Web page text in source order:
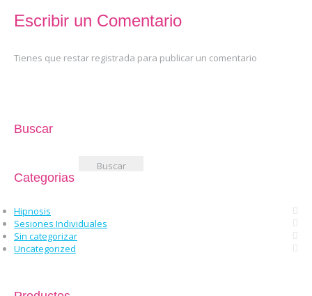
Escribir un Comentario
Tienes que restar registrada para publicar un comentario
Buscar
Categorias
Hipnosis
Sesiones Individuales
Sin categorizar
Uncategorized